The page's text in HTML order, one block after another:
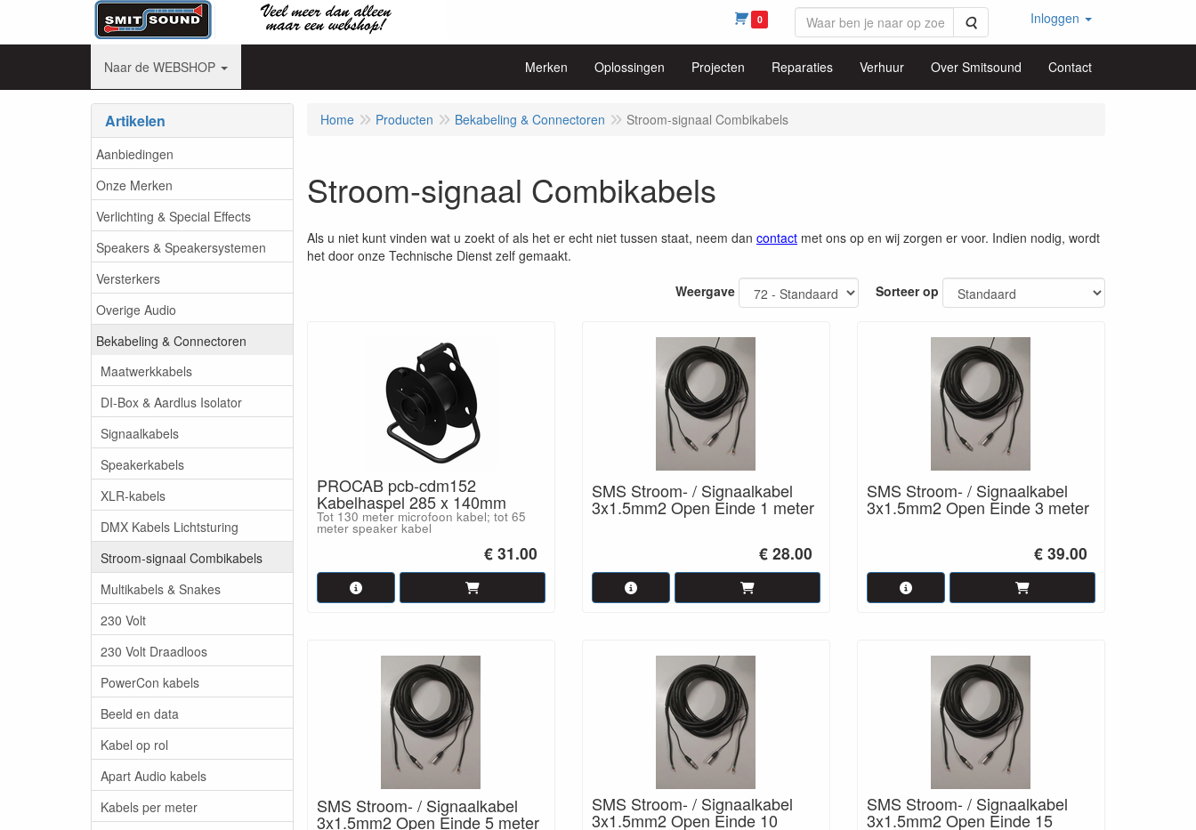
0 Zoeken Inloggen
Naar de WEBSHOP Merken Oplossingen Projecten Reparaties Verhuur Over Smitsound Contact
Artikelen
Aanbiedingen
Onze Merken
Verlichting & Special Effects
Speakers & Speakersystemen
Versterkers
Overige Audio
Bekabeling & Connectoren
Maatwerkkabels
DI-Box & Aardlus Isolator
Signaalkabels
Speakerkabels
XLR-kabels
DMX Kabels Lichtsturing
Stroom-signaal Combikabels
Multikabels & Snakes
230 Volt
230 Volt Draadloos
PowerCon kabels
Beeld en data
Kabel op rol
Apart Audio kabels
Kabels per meter
Home Producten Bekabeling & Connectoren Stroom-signaal Combikabels
Stroom-signaal Combikabels
Als u niet kunt vinden wat u zoekt of als het er echt niet tussen staat, neem dan contact met ons op en wij zorgen er voor. Indien nodig, wordt
het door onze Technische Dienst zelf gemaakt.
Weergave
Sorteer op
PROCAB pcb-cdm152
Kabelhaspel 285 x 140mm
Tot 130 meter microfoon kabel; tot 65
meter speaker kabel
€ 31.00
SMS Stroom- / Signaalkabel
3x1.5mm2 Open Einde 1 meter
€ 28.00
SMS Stroom- / Signaalkabel
3x1.5mm2 Open Einde 3 meter
€ 39.00
SMS Stroom- / Signaalkabel
3x1.5mm2 Open Einde 5 meter
SMS Stroom- / Signaalkabel
3x1.5mm2 Open Einde 10
SMS Stroom- / Signaalkabel
3x1.5mm2 Open Einde 15